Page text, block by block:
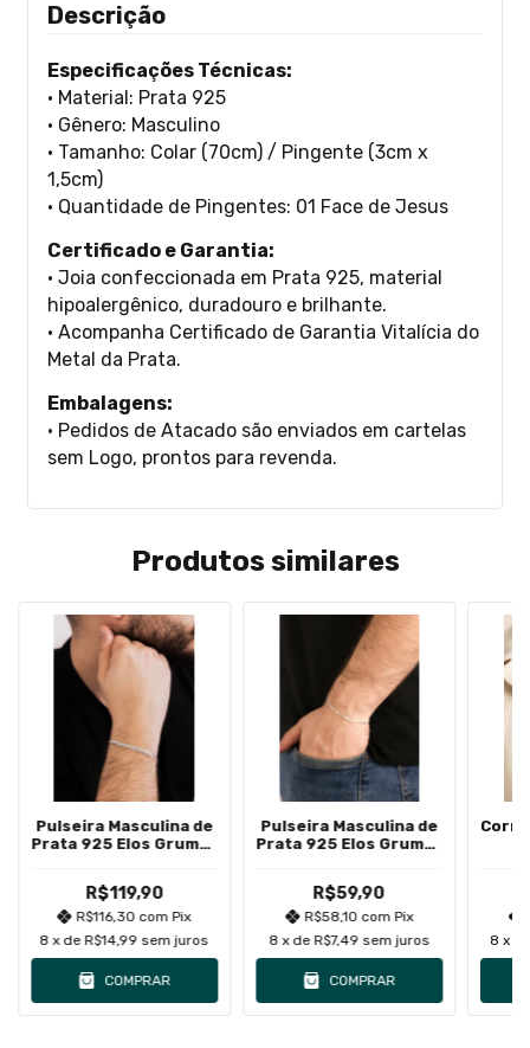
Descrição
Especificações Técnicas:
• Material: Prata 925
• Gênero: Masculino
• Tamanho: Colar (70cm) / Pingente (3cm x
1,5cm)
• Quantidade de Pingentes: 01 Face de Jesus
Certificado e Garantia:
• Joia confeccionada em Prata 925, material
hipoalergênico, duradouro e brilhante.
• Acompanha Certificado de Garantia Vitalícia do
Metal da Prata.
Embalagens:
• Pedidos de Atacado são enviados em cartelas
sem Logo, prontos para revenda.
Produtos similares
Pulseira Masculina de
Prata 925 Elos Grumet
R$119,90
R$116,30 com Pix
8 x deR$14,99 sem juros
COMPRAR
Pulseira Masculina de
Prata 925 Elos Grumet
R$59,90
R$58,10 com Pix
8 x deR$7,49 sem juros
COMPRAR
8 x